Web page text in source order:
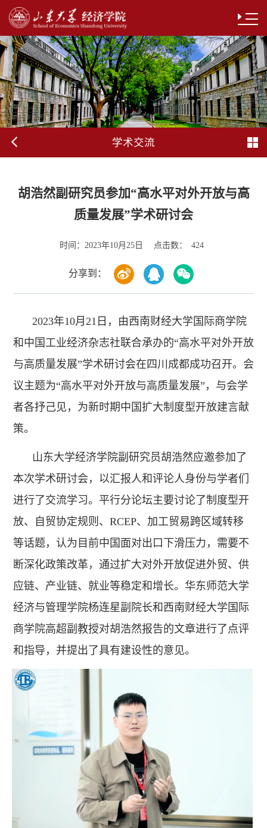
学术交流
胡浩然副研究员参加“高水平对外开放与高
质量发展”学术研讨会
时间： 2023年10月25日 点击数： 424
分享到：
2023年10月21日，由西南财经大学国际商学院
和中国工业经济杂志社联合承办的“高水平对外开放
与高质量发展”学术研讨会在四川成都成功召开。会
议主题为“高水平对外开放与高质量发展”，与会学
者各抒己见，为新时期中国扩大制度型开放建言献
策。
山东大学经济学院副研究员胡浩然应邀参加了
本次学术研讨会，以汇报人和评论人身份与学者们
进行了交流学习。平行分论坛主要讨论了制度型开
放、自贸协定规则、RCEP、加工贸易跨区域转移
等话题，认为目前中国面对出口下滑压力，需要不
断深化政策改革，通过扩大对外开放促进外贸、供
应链、产业链、就业等稳定和增长。华东师范大学
经济与管理学院杨连星副院长和西南财经大学国际
商学院高超副教授对胡浩然报告的文章进行了点评
和指导，并提出了具有建设性的意见。